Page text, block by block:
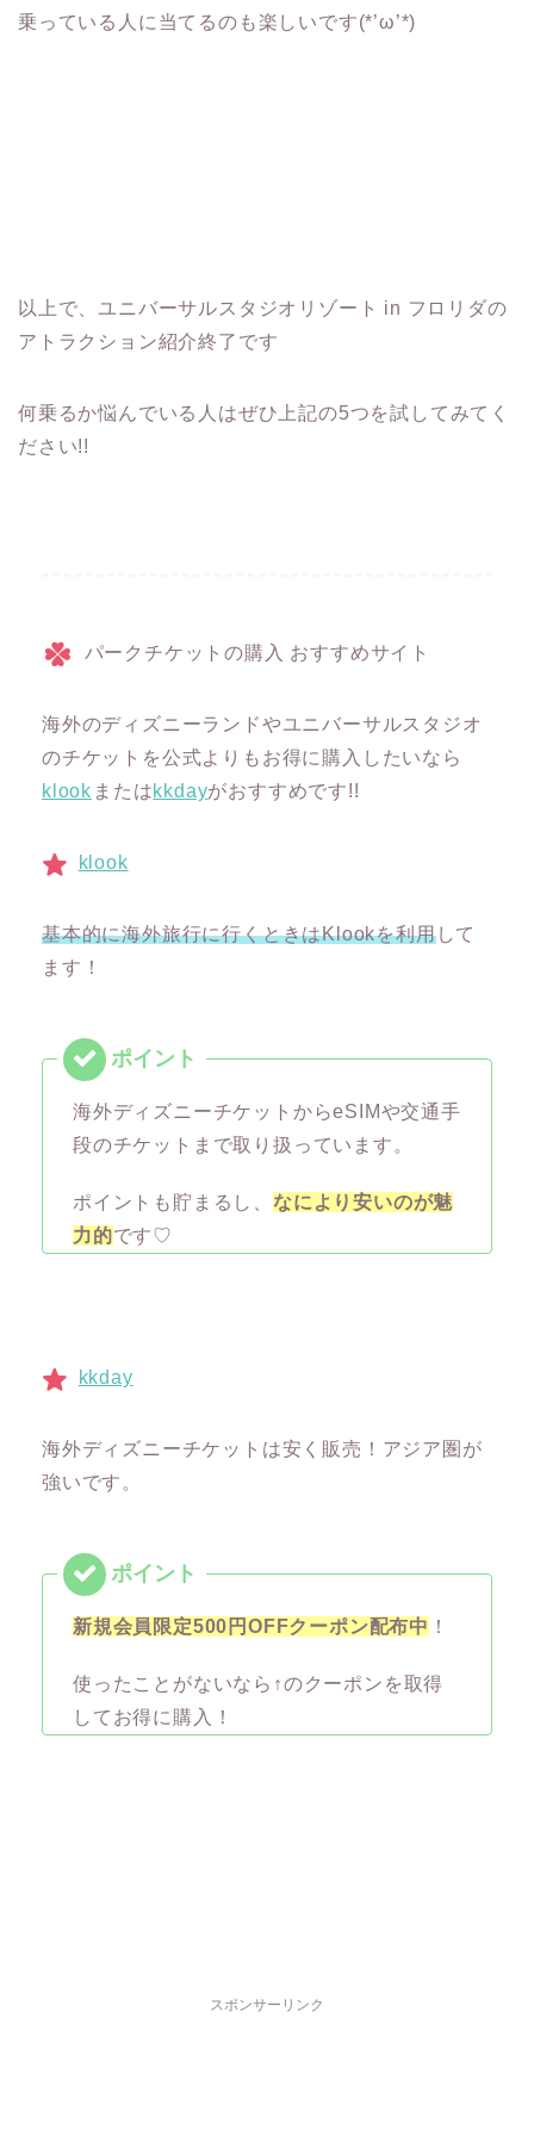
乗っている人に当てるのも楽しいです(*’ω’*)
以上で、ユニバーサルスタジオリゾート in フロリダの
アトラクション紹介終了です
何乗るか悩んでいる人はぜひ上記の5つを試してみてく
ださい!!
パークチケットの購入 おすすめサイト
海外のディズニーランドやユニバーサルスタジオ
のチケットを公式よりもお得に購入したいなら
klook またはkkdayがおすすめです!!
klook
基本的に海外旅行に行くときはKlookを利用して
ます！
海外ディズニーチケットからeSIMや交通手
段のチケットまで取り扱っています。
ポイントも貯まるし、 なにより安いのが魅
力的です♡
kkday
海外ディズニーチケットは安く販売！アジア圏が
強いです。
新規会員限定500円OFFクーポン配布中 ！
使ったことがないなら↑のクーポンを取得
してお得に購入！
スポンサーリンク